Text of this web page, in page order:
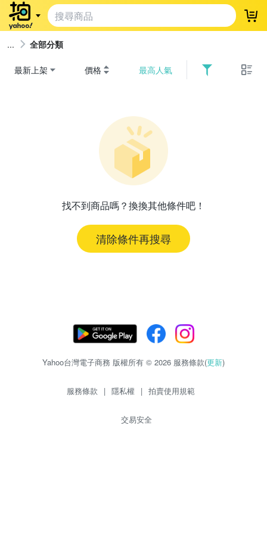
登
全部分類
最新上架 價格 最高人氣
找不到商品嗎？換換其他條件吧！
清除條件再搜尋
Yahoo台灣電子商務 版權所有 © 2026 服務條款(更新)
服務條款 | 隱私權 | 拍賣使用規範
交易安全